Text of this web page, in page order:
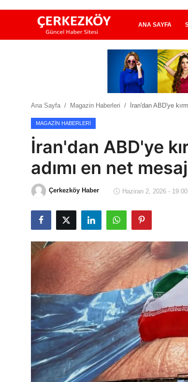
ANA SAYFA
Ekonomi Haberleri
Magazin Haberleri
Teknoloji Haberleri
Çerkezköy
Ana Sayfa Magazin Haberleri İran'dan ABD'ye
MAGAZIN HABERLERI
İran'dan ABD'ye
adımı en net
Çerkezköy Haber Haziran 2, 2026 - 19:00